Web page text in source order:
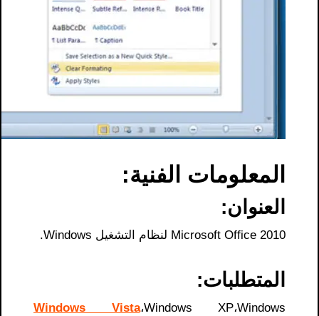
المعلومات الفنية:
العنوان:
Microsoft Office 2010 لنظام التشغيل Windows.
المتطلبات:
Windows Vista،Windows XP،Windows